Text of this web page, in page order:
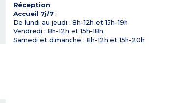
Réception
Accueil 7j/7:
De lundi au jeudi : 8h-12h et 15h-19h
Vendredi : 8h-12h et 15h-18h
Samedi et dimanche : 8h-12h et 15h-20h